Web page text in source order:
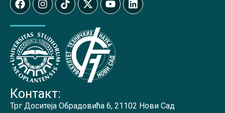
Контакт:
Трг Доситеја Обрадовића 6, 21102 Нови Сад